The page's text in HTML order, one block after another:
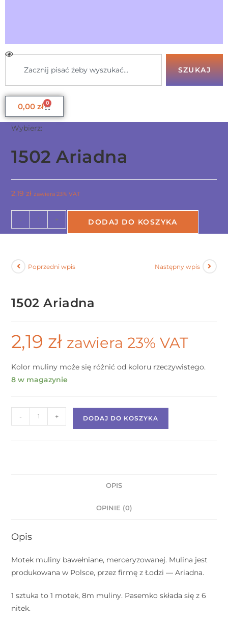
SZUKAJ
0,00 zł 0
Wybierz:
1502 Ariadna
2,19zł zawiera 23% VAT
- + DODAJ DO KOSZYKA
Poprzedni wpis Następny wpis
1502 Ariadna
2,19 zł zawiera 23% VAT
Kolor muliny może się różnić od koloru rzeczywistego.
8 w magazynie
- + DODAJ DO KOSZYKA
OPIS
OPINIE (0)
Opis
Motek muliny bawełniane, merceryzowanej. Mulina jest
produkowana w Polsce, przez firmę z Łodzi — Ariadna.
1 sztuka to 1 motek, 8m muliny. Pasemko składa się z 6
nitek.